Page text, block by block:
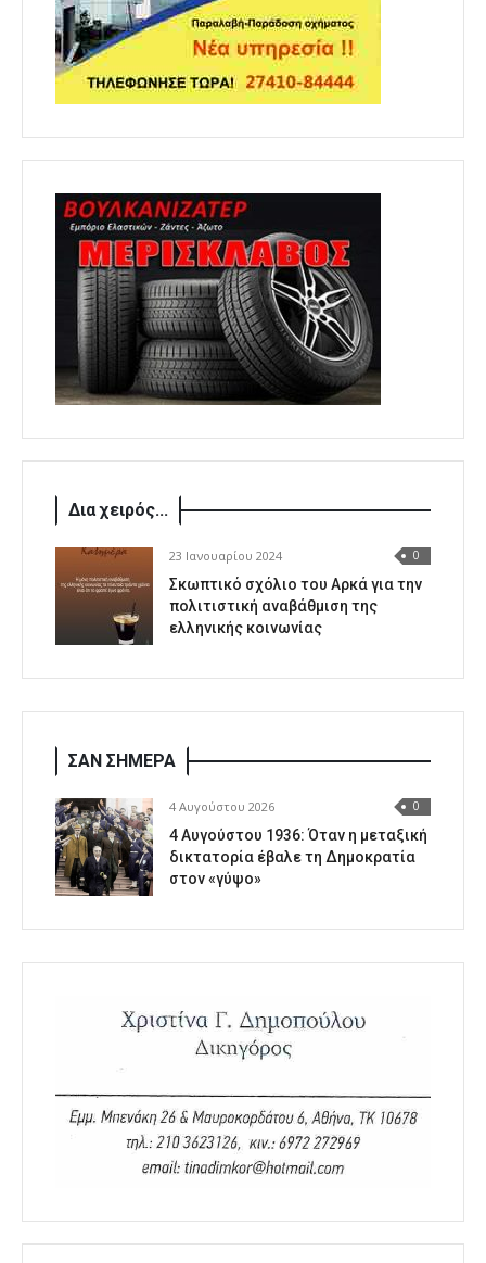
Δια χειρός...
23 Ιανουαρίου 2024 0
Σκωπτικό σχόλιο του Αρκά για την
πολιτιστική αναβάθμιση της
ελληνικής κοινωνίας
ΣΑΝ ΣΗΜΕΡΑ
4 Αυγούστου 2026 0
4 Αυγούστου 1936: Όταν η μεταξική
δικτατορία έβαλε τη Δημοκρατία
στον «γύψο»